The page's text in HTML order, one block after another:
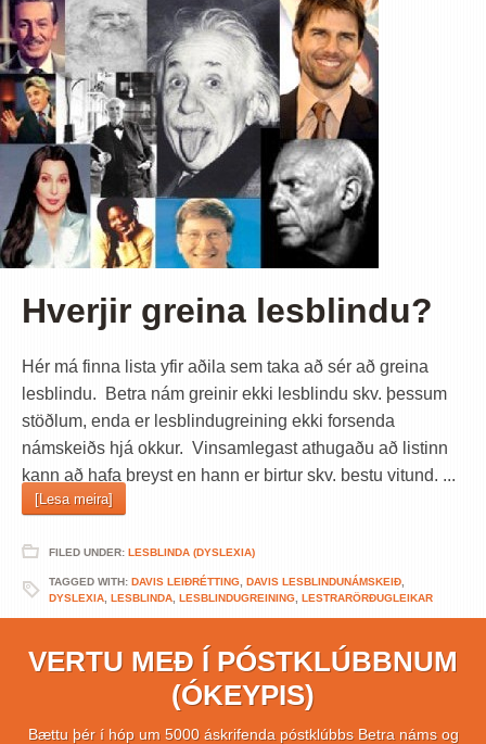
Hverjir greina lesblindu?
Hér má finna lista yfir aðila sem taka að sér að greina
lesblindu. Betra nám greinir ekki lesblindu skv. þessum
stöðlum, enda er lesblindugreining ekki forsenda
námskeiðs hjá okkur. Vinsamlegast athugaðu að listinn
kann að hafa breyst en hann er birtur skv. bestu vitund. ...
[Lesa meira]
FILED UNDER: LESBLINDA (DYSLEXIA)
TAGGED WITH: DAVIS LEIÐRÉTTING DAVIS LESBLINDUNÁMSKEIÐ
DYSLEXIA LESBLINDA LESBLINDUGREINING LESTRARÖRÐUGLEIKAR
VERTU MEÐ Í PÓSTKLÚBBNUM
(ÓKEYPIS)
Bættu þér í hóp um 5000 áskrifenda póstklúbbs Betra náms og